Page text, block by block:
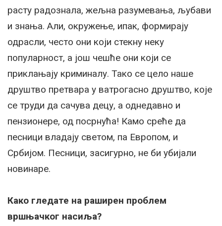
расту радознала, жељна разумевања, љубави
и знања. Али, окружење, ипак, формирају
одрасли, често они који стекну неку
популарност, а још чешће они који се
приклањају криминалу. Тако се цело наше
друштво претвара у ватрогасно друштво, које
се труди да сачува децу, а однедавно и
пензионере, од посрнућа! Камо среће да
песници владају светом, па Европом, и
Србијом. Песници, засигурно, не би убијали
новинаре.
Како гледате на раширен проблем
вршњачког насиља?